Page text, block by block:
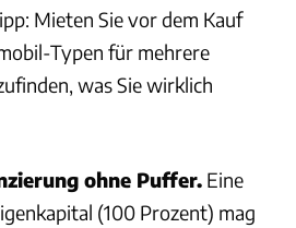
Mieten Sie vor dem Kauf
Typen für mehrere
was Sie wirklich
ohne Puffer. Eine
(100 Prozent) mag